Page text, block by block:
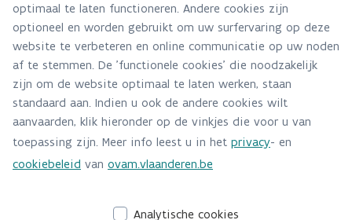
3M-dossier Zwijndrecht
De bodem in de omgeving van de 3M-
fabriek in Zwijndrecht is verontreinigd
met PFAS. De OVAM heeft 3M opgelegd om
het verontreinigde gebied te
onderzoeken en te saneren. Op deze
webpagina geven we de stand van zaken
weer.
optimaal te laten functioneren. Andere cookies zijn
optioneel en worden gebruikt om uw surfervaring op deze
website te verbeteren en online communicatie op uw noden
af te stemmen. De 'functionele cookies' die noodzakelijk
zijn om de website optimaal te laten werken, staan
standaard aan. Indien u ook de andere cookies wilt
aanvaarden, klik hieronder op de vinkjes die voor u van
toepassing zijn. Meer info leest u in het privacy- en
cookiebeleid van ovam.vlaanderen.be
Analytische cookies